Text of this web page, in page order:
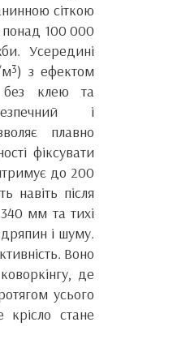
сіткою
понад 100 000
Усередині
м³) з ефектом
без клею та
і
плавно
фіксувати
до 200
навіть після
мм та тихі
і шуму.
Воно
де
усього
стане